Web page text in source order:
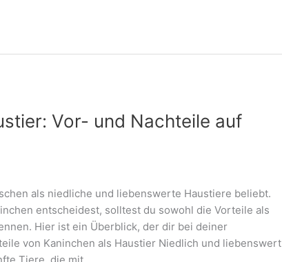
Vor- und Nachteile auf
als niedliche und liebenswerte Haustiere beliebt.
entscheidest, solltest du sowohl die Vorteile als
Hier ist ein Überblick, der dir bei deiner
von Kaninchen als Haustier Niedlich und liebenswert